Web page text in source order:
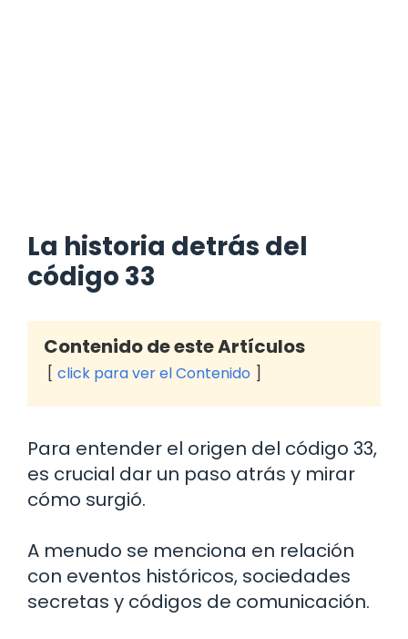
La historia detrás del
código 33
Contenido de este Artículos
click para ver el Contenido
Para entender el origen del código 33,
es crucial dar un paso atrás y mirar
cómo surgió.
A menudo se menciona en relación
con eventos históricos, sociedades
secretas y códigos de comunicación.